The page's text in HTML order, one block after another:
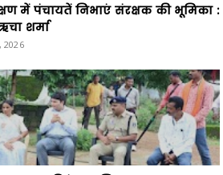
में पंचायतें निभाएं संरक्षक की भूमिका :
शर्मा
2026